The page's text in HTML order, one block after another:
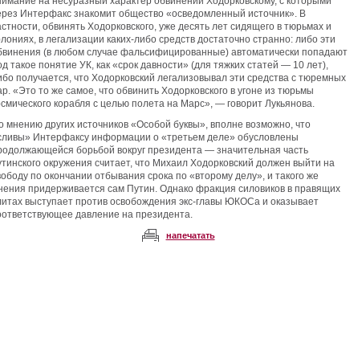
Интерфакс знакомит общество «осведомленный источник». В
обвинять Ходорковского, уже десять лет сидящего в тюрьмах и
в легализации каких-либо средств достаточно странно: либо эти
(в любом случае фальсифицированные) автоматически попадают
такое понятие УК, как «срок давности» (для тяжких статей — 10 лет),
получается, что Ходорковский легализовывал эти средства с тюремных
«Это то же самое, что обвинить Ходорковского в угоне из тюрьмы
корабля с целью полета на Марс», — говорит Лукьянова.
мнению других источников «Особой буквы», вполне возможно, что
Интерфаксу информации о «третьем деле» обусловлены
борьбой вокруг президента — значительная часть
окружения считает, что Михаил Ходорковский должен выйти на
по окончании отбывания срока по «второму делу», и такого же
придерживается сам Путин. Однако фракция силовиков в правящих
выступает против освобождения экс-главы ЮКОСа и оказывает
давление на президента.
напечатать